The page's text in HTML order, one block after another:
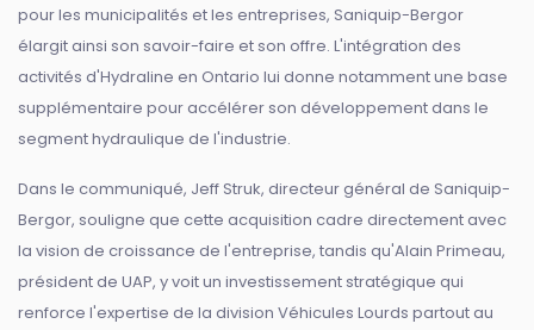
pour les municipalités et les entreprises, Saniquip-Bergor
élargit ainsi son savoir-faire et son offre. L'intégration des
activités d'Hydraline en Ontario lui donne notamment une base
supplémentaire pour accélérer son développement dans le
segment hydraulique de l'industrie.
Dans le communiqué, Jeff Struk, directeur général de Saniquip-
Bergor, souligne que cette acquisition cadre directement avec
la vision de croissance de l'entreprise, tandis qu'Alain Primeau,
président de UAP, y voit un investissement stratégique qui
renforce l'expertise de la division Véhicules Lourds partout au